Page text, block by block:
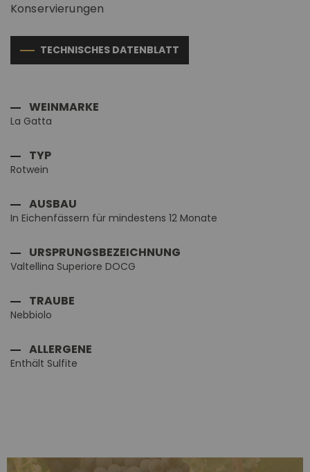
Konservierungen
TECHNISCHES DATENBLATT
WEINMARKE
La Gatta
TYP
Rotwein
AUSBAU
In Eichenfässern für mindestens 12 Monate
URSPRUNGSBEZEICHNUNG
Valtellina Superiore DOCG
TRAUBE
Nebbiolo
ALLERGENE
Enthält Sulfite